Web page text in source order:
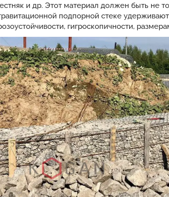
и др. Этот материал должен быть не
подпорной стеке удерживают
гигроскопичности,